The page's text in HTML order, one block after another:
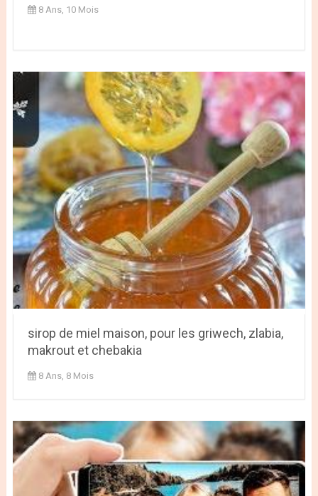
8 Ans, 10 Mois
sirop de miel maison, pour les griwech, zlabia,
makrout et chebakia
8 Ans, 8 Mois